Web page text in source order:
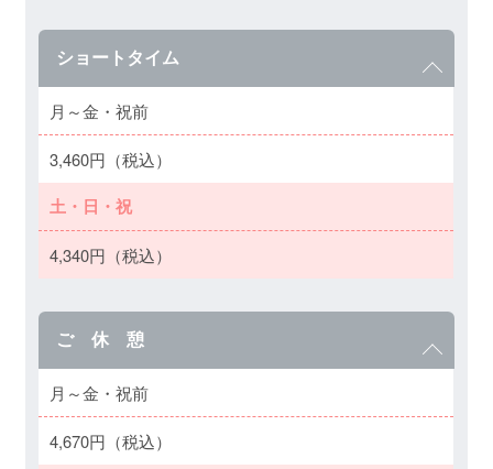
ショートタイム
月～金・祝前
3,460円（税込）
土・日・祝
4,340円（税込）
ご 休 憩
月～金・祝前
4,670円（税込）